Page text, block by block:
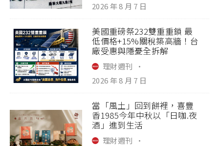
2026 年 8 月 7 日
美國重磅祭232雙重重鎖 最
低價格+15%關稅築高牆！台
廠受惠與隱憂全拆解
理財週刊
·
2026 年 8 月 7 日
當「風土」回到餅裡，喜豐
香1985今年中秋以「日咖.夜
酒」進到生活
理財週刊
·